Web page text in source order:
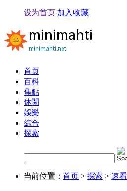
设为首页 加入收藏
首页
百科
焦點
休閑
娛樂
綜合
探索
当前位置： 首页 > 探索 > 速